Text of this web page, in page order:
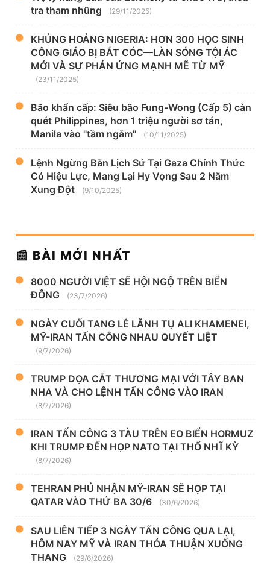
tra tham nhũng
(29/11/2025)
KHỦNG HOẢNG NIGERIA: HƠN 300 HỌC SINH
CÔNG GIÁO BỊ BẮT CÓC—LÀN SÓNG TỘI ÁC
MỚI VÀ SỰ PHẢN ỨNG MẠNH MẼ TỪ MỸ
(23/11/2025)
Bão khẩn cấp: Siêu bão Fung-Wong (Cấp 5) càn
quét Philippines, hơn 1 triệu người sơ tán,
Manila vào "tầm ngắm"
(10/11/2025)
Lệnh Ngừng Bắn Lịch Sử Tại Gaza Chính Thức
Có Hiệu Lực, Mang Lại Hy Vọng Sau 2 Năm
Xung Đột
(9/10/2025)
📰 BÀI MỚI NHẤT
8000 NGƯỜI VIỆT SẼ HỘI NGỘ TRÊN BIỂN
ĐÔNG
(23/7/2026)
NGÀY CUỐI TANG LỄ LÃNH TỤ ALI KHAMENEI,
MỸ-IRAN TẤN CÔNG NHAU QUYẾT LIỆT
(9/7/2026)
TRUMP DỌA CẮT THƯƠNG MẠI VỚI TÂY BAN
NHA VÀ CHO LỆNH TẤN CÔNG VÀO IRAN
(8/7/2026)
IRAN TẤN CÔNG 3 TÀU TRÊN EO BIỂN HORMUZ
KHI TRUMP ĐẾN HỌP NATO TẠI THỔ NHĨ KỲ
(8/7/2026)
TEHRAN PHỦ NHẬN MỸ-IRAN SẼ HỌP TẠI
QATAR VÀO THỨ BA 30/6
(30/6/2026)
SAU LIÊN TIẾP 3 NGÀY TẤN CÔNG QUA LẠI,
HÔM NAY MỸ VÀ IRAN THỎA THUẬN XUỐNG
THANG
(29/6/2026)